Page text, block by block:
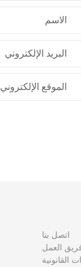
الاسم
البريد الإلكتروني
الموقع الإلكتروني
اتصل بنا
العمل
القانونية